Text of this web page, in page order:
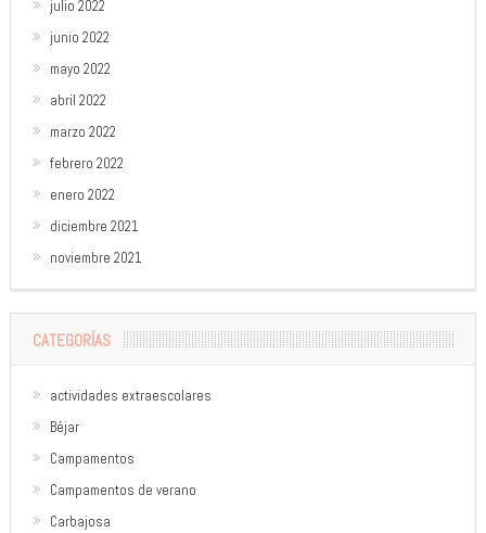
julio 2022
junio 2022
mayo 2022
abril 2022
marzo 2022
febrero 2022
enero 2022
diciembre 2021
noviembre 2021
CATEGORÍAS
actividades extraescolares
Béjar
Campamentos
Campamentos de verano
Carbajosa